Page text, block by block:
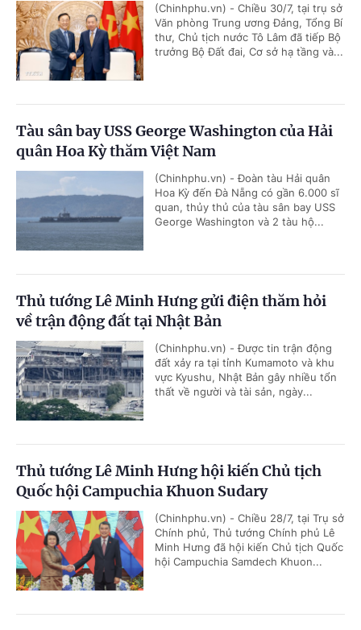
(Chinhphu.vn) - Chiều 30/7, tại trụ sở
Văn phòng Trung ương Đảng, Tổng Bí
thư, Chủ tịch nước Tô Lâm đã tiếp Bộ
trưởng Bộ Đất đai, Cơ sở hạ tầng và...
Tàu sân bay USS George Washington của Hải
quân Hoa Kỳ thăm Việt Nam
(Chinhphu.vn) - Đoàn tàu Hải quân
Hoa Kỳ đến Đà Nẵng có gần 6.000 sĩ
quan, thủy thủ của tàu sân bay USS
George Washington và 2 tàu hộ...
Thủ tướng Lê Minh Hưng gửi điện thăm hỏi
về trận động đất tại Nhật Bản
(Chinhphu.vn) - Được tin trận động
đất xảy ra tại tỉnh Kumamoto và khu
vực Kyushu, Nhật Bản gây nhiều tổn
thất về người và tài sản, ngày...
Thủ tướng Lê Minh Hưng hội kiến Chủ tịch
Quốc hội Campuchia Khuon Sudary
(Chinhphu.vn) - Chiều 28/7, tại Trụ sở
Chính phủ, Thủ tướng Chính phủ Lê
Minh Hưng đã hội kiến Chủ tịch Quốc
hội Campuchia Samdech Khuon...